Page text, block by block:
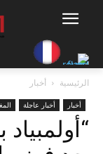
الرئيسية أخبار
أخبار أخبار عاجلة